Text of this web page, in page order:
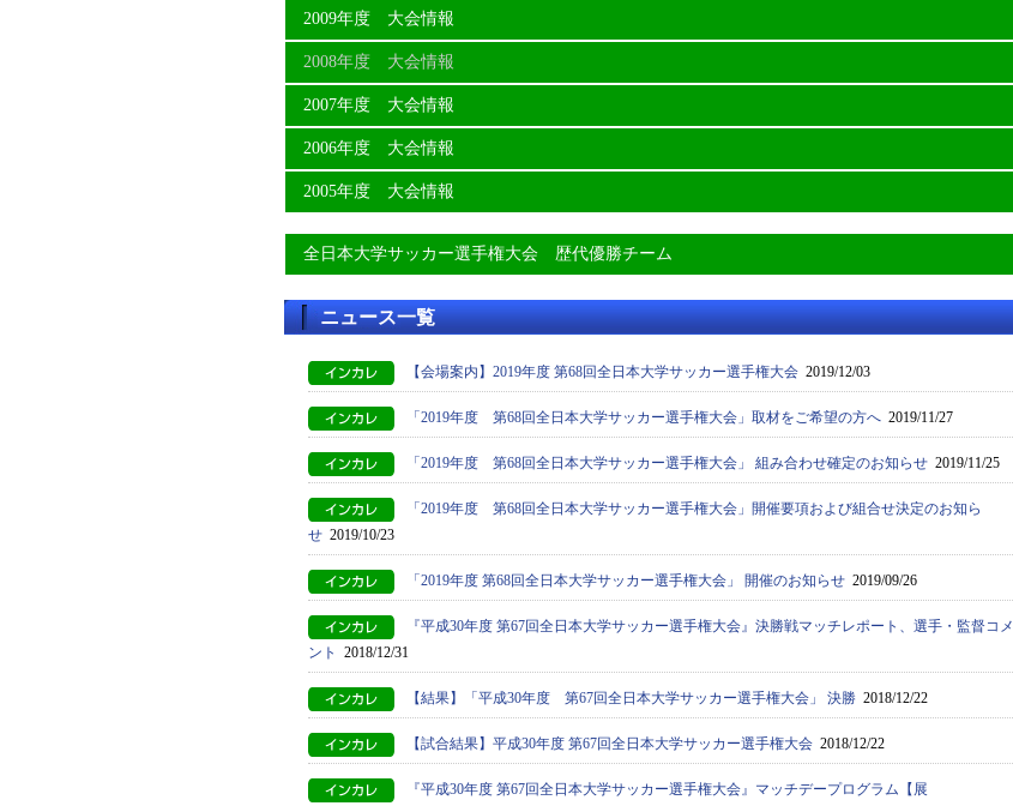
2009年度 大会情報
2008年度 大会情報
2007年度 大会情報
2006年度 大会情報
2005年度 大会情報
全日本大学サッカー選手権大会 歴代優勝チーム
ニュース一覧
【会場案内】2019年度 第68回全日本大学サッカー選手権大会 2019/12/03
「2019年度 第68回全日本大学サッカー選手権大会」取材をご希望の方へ 2019/11/27
「2019年度 第68回全日本大学サッカー選手権大会」 組み合わせ確定のお知らせ 2019/11/25
「2019年度 第68回全日本大学サッカー選手権大会」開催要項および組合せ決定のお知ら
せ 2019/10/23
「2019年度 第68回全日本大学サッカー選手権大会」 開催のお知らせ 2019/09/26
『平成30年度 第67回全日本大学サッカー選手権大会』決勝戦マッチレポート、選手・監督コメ
ント
2018/12/31
【結果】「平成30年度 第67回全日本大学サッカー選手権大会」 決勝 2018/12/22
【試合結果】平成30年度 第67回全日本大学サッカー選手権大会 2018/12/22
『平成30年度 第67回全日本大学サッカー選手権大会』マッチデープログラム【展